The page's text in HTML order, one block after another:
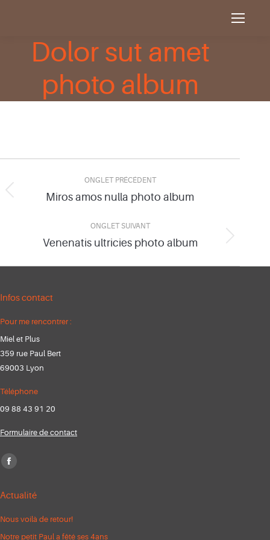
Dolor sut amet
photo album
Navigation
de
commentaire
ONGLET PRÉCÉDENT
Onglet
Miros amos nulla photo album
ONGLET SUIVANT
Onglet
Venenatis ultricies photo album
Infos contact
Pour me rencontrer :
Miel et Plus
359 rue Paul Bert
69003 Lyon
Téléphone
09 88 43 91 20
Formulaire de contact
Trouvez nous sur :
Facebook
opens
Actualité
Nous voilà de retour!
Notre petit Paul a fêté ses 4ans